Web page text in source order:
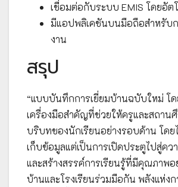
เชื่อมต่อกับระบบ EMIS โดยอัต
มีแอปพลิเคชันบนมือถือสำหรับ
งาน
สรุป
“แบบบันทึกการเยี่ยมบ้านฉบับใหม่ โด
เครื่องมือสำคัญที่ช่วยให้ครูและสถานศึ
บริบทของนักเรียนอย่างรอบด้าน โดย
เก็บข้อมูลแต่เป็นการเปิดประตูไปสู่ควา
และสร้างสรรค์การเรียนรู้ที่มีคุณภาพอ
บ้านและโรงเรียนร่วมมือกัน พลังแห่งก